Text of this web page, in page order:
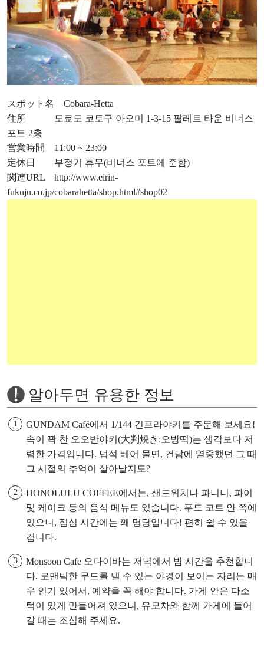
スポット名 Cobara-Hetta
住所 도쿄도 코토구 아오미 1-3-15 팔레트 타운 비너스
포트 2층
営業時間 11:00 ~ 23:00
定休日 부정기 휴무(비너스 포트에 준함)
関連URL http://www.eirin-
fukuju.co.jp/cobarahetta/shop.html#shop02
알아두면 유용한 정보
GUNDAM Café에서 1/144 건프라야키를 주문해 보세요!
속이 꽉 찬 오오반야키(大判焼き:오방떡)는 생각보다 저
렴한 가격입니다. 덥석 베어 물면, 건담에 열중했던 그 때
그 시절의 추억이 살아날지도?
HONOLULU COFFEE에서는, 샌드위치나 파니니, 파이
및 케이크 등의 음식 메뉴도 있습니다. 푸드 코트 안 쪽에
있으니, 점심 시간에는 꽤 명당입니다! 편히 쉴 수 있을
겁니다.
Monsoon Cafe 오다이바는 저녁에서 밤 시간을 추천합니
다. 로맨틱한 무드를 낼 수 있는 야경이 보이는 자리는 매
우 인기 있어서, 예약을 꼭 해야 합니다. 가게 안은 다소
턱이 있게 만들어져 있으니, 유모차와 함께 가게에 들어
갈 때는 조심해 주세요.